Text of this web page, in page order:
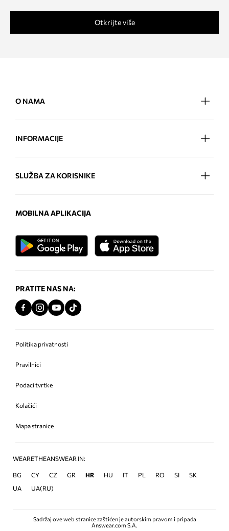
Otkrijte više
O NAMA
INFORMACIJE
SLUŽBA ZA KORISNIKE
MOBILNA APLIKACIJA
PRATITE NAS NA:
Politika privatnosti
Pravilnici
Podaci tvrtke
Kolačići
Mapa stranice
WEARETHEANSWEAR IN:
BG CY CZ GR HR HU IT PL RO SI
SK
UA
UA(RU)
Sadržaj ove web stranice zaštićen je autorskim pravom i pripada
Answear.com S.A.